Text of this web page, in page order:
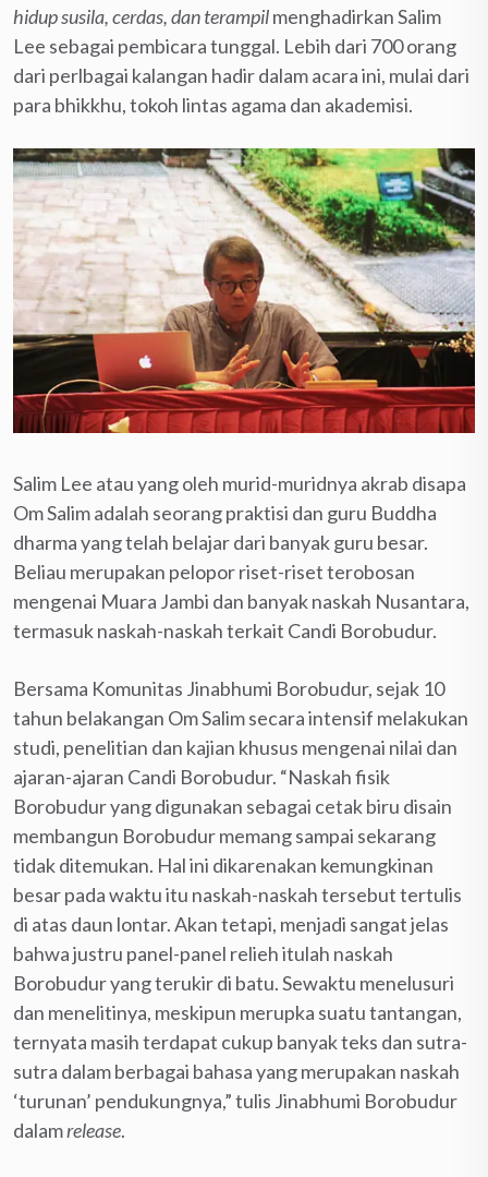
hidup susila, cerdas, dan terampilmenghadirkan Salim
Lee sebagai pembicara tunggal. Lebih dari 700 orang
dari perlbagai kalangan hadir dalam acara ini, mulai dari
para bhikkhu, tokoh lintas agama dan akademisi.
Salim Lee atau yang oleh murid-muridnya akrab disapa
Om Salim adalah seorang praktisi dan guru Buddha
dharma yang telah belajar dari banyak guru besar.
Beliau merupakan pelopor riset-riset terobosan
mengenai Muara Jambi dan banyak naskah Nusantara,
termasuk naskah-naskah terkait Candi Borobudur.
Bersama Komunitas Jinabhumi Borobudur, sejak 10
tahun belakangan Om Salim secara intensif melakukan
studi, penelitian dan kajian khusus mengenai nilai dan
ajaran-ajaran Candi Borobudur. “Naskah fisik
Borobudur yang digunakan sebagai cetak biru disain
membangun Borobudur memang sampai sekarang
tidak ditemukan. Hal ini dikarenakan kemungkinan
besar pada waktu itu naskah-naskah tersebut tertulis
di atas daun lontar. Akan tetapi, menjadi sangat jelas
bahwa justru panel-panel relieh itulah naskah
Borobudur yang terukir di batu. Sewaktu menelusuri
dan menelitinya, meskipun merupka suatu tantangan,
ternyata masih terdapat cukup banyak teks dan sutra-
sutra dalam berbagai bahasa yang merupakan naskah
‘turunan’ pendukungnya,” tulis Jinabhumi Borobudur
dalamrelease.